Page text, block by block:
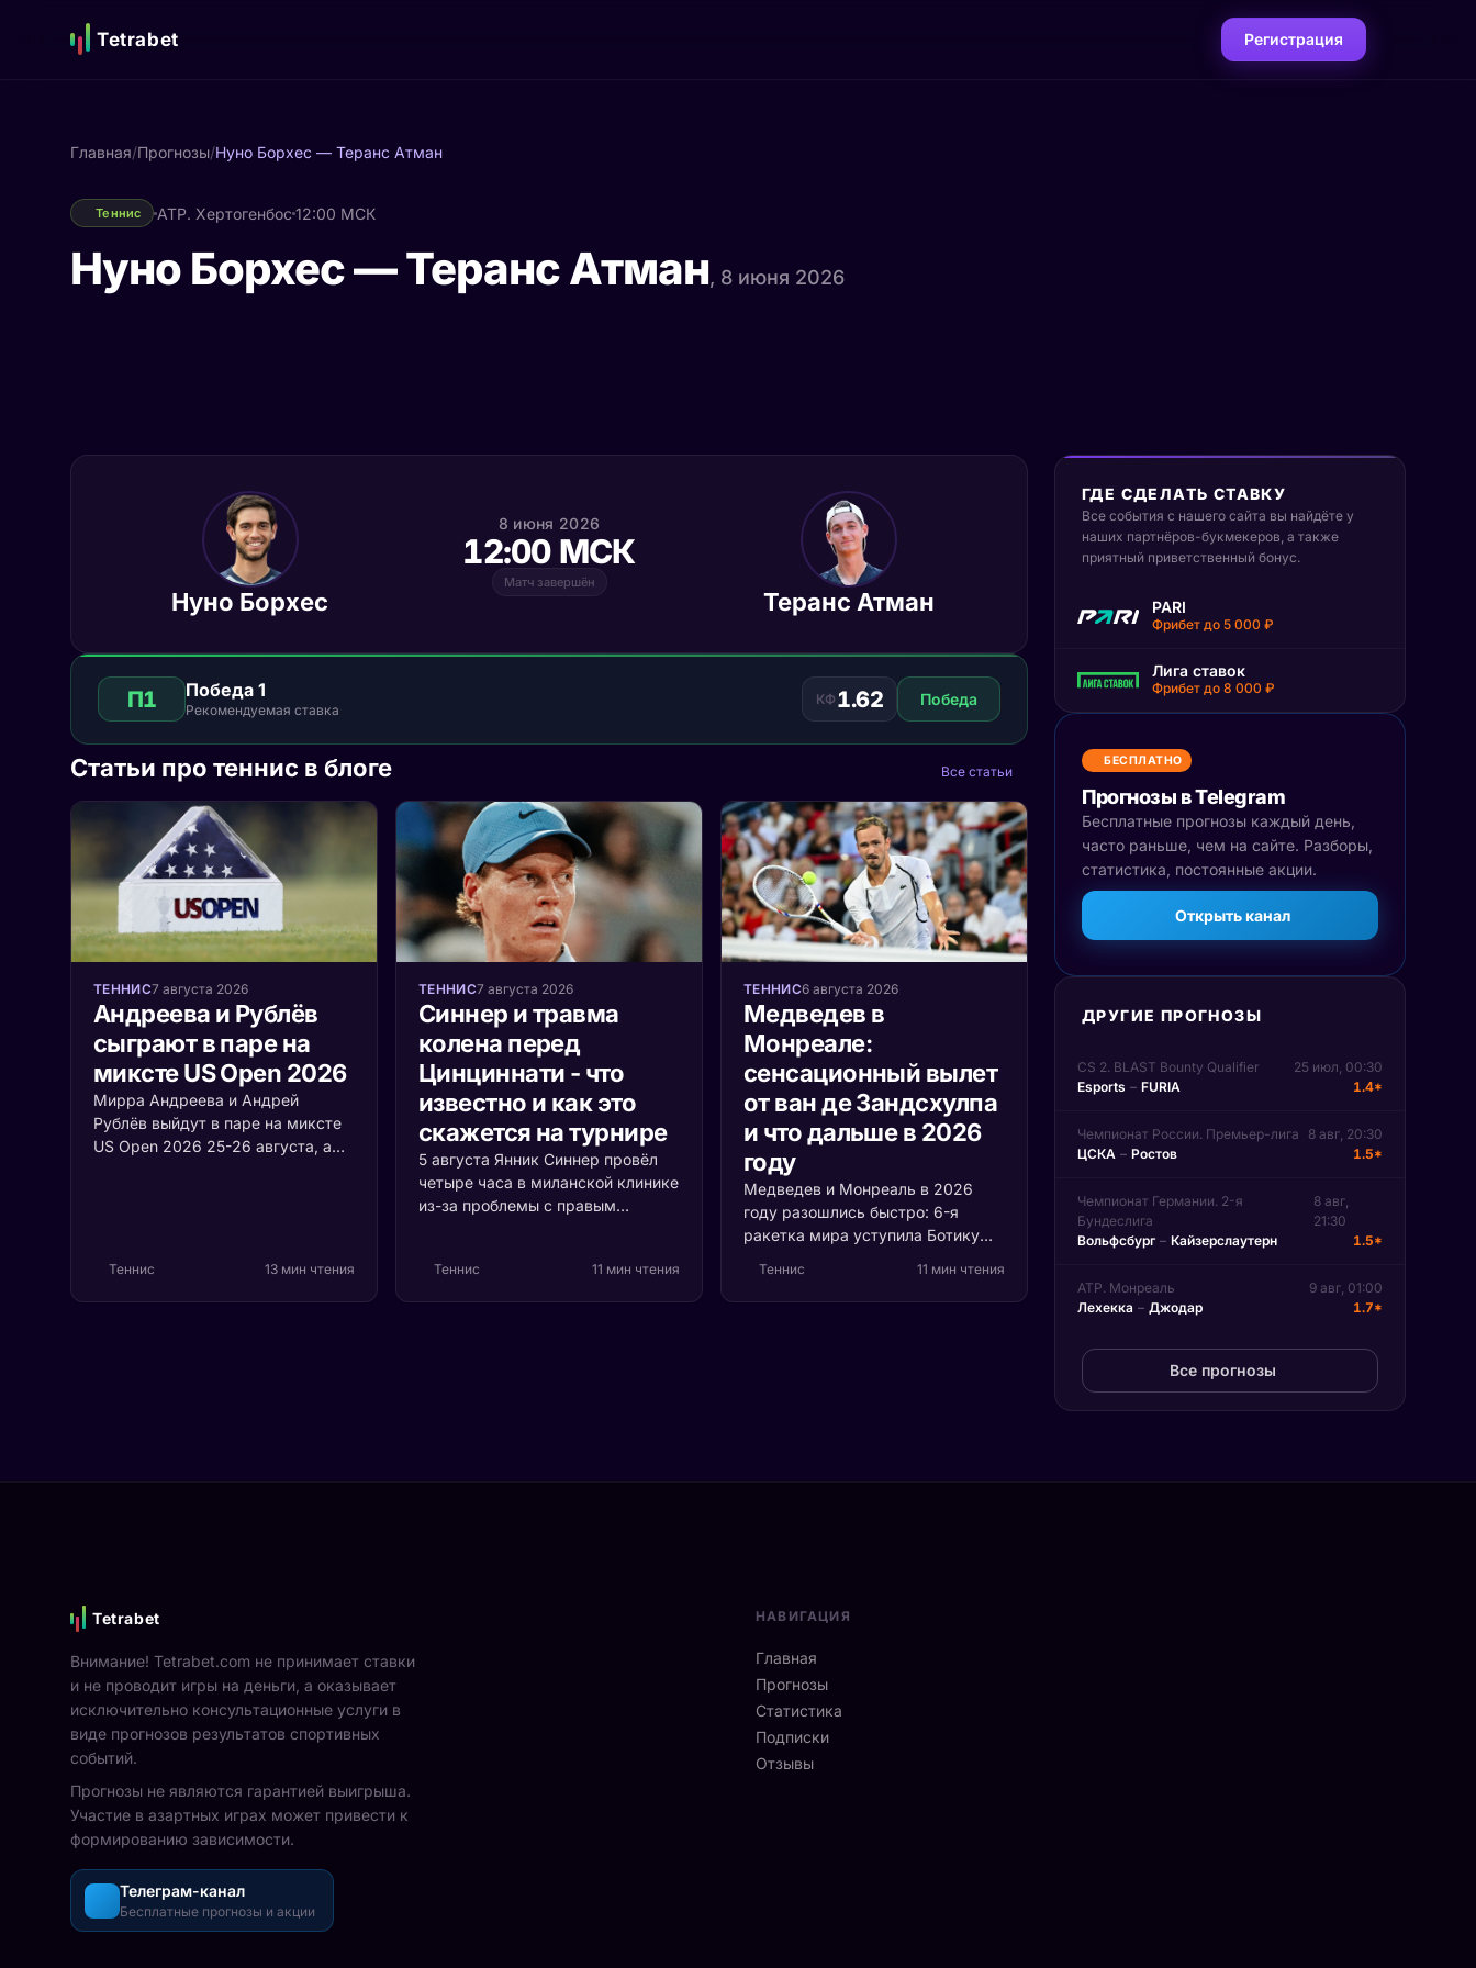
Tetrabet Регистрация
Главная/Прогнозы/Нуно Борхес — Теранс Атман
Теннис ATP. Хертогенбос 12:00 МСК
Нуно Борхес — Теранс Атман, 8 июня 2026
Нуно Борхес
8 июня 2026
12:00 МСК
Матч завершён
Теранс Атман
П1 Победа 1
Рекомендуемая ставка
КФ 1.62 Победа
Статьи про теннис в блоге Все статьи
ТЕННИС7 августа 2026
Андреева и Рублёв
сыграют в паре на
миксте US Open 2026
Мирра Андреева и Андрей
Рублёв выйдут в паре на миксте
US Open 2026 25-26 августа, а
Теннис 13 мин чтения
ТЕННИС7 августа 2026
Синнер и травма
колена перед
Цинциннати - что
известно и как это
скажется на турнире
5 августа Янник Синнер провёл
четыре часа в миланской клинике
из-за проблемы с правым
серьёзно и кто выигрывает, если
Теннис 11 мин чтения
ТЕННИС6 августа 2026
Медведев в
Монреале:
сенсационный вылет
от ван де Зандсхулпа
и что дальше в 2026
году
Медведев и Монреаль в 2026
году разошлись быстро: 6-я
ракетка мира уступила Ботику
минуту. Разбираем, что
Теннис 11 мин чтения
ГДЕ СДЕЛАТЬ СТАВКУ
Все события с нашего сайта вы найдёте у
наших партнёров-букмекеров, а также
приятный приветственный бонус.
PARI
Фрибет до 5 000 ₽
Лига ставок
Фрибет до 8 000 ₽
БЕСПЛАТНО
Прогнозы в Telegram
Бесплатные прогнозы каждый день,
часто раньше, чем на сайте. Разборы,
статистика, постоянные акции.
Открыть канал
ДРУГИЕ ПРОГНОЗЫ
CS 2. BLAST Bounty Qualifier
25 июл, 00:30
Esports – FURIA 1.4*
Чемпионат России. Премьер-лига
8 авг, 20:30
ЦСКА – Ростов 1.5*
Чемпионат Германии. 2-я
Бундеслига
8 авг,
21:30
Вольфсбург – Кайзерслаутерн 1.5*
ATP. Монреаль
9 авг, 01:00
Лехекка – Джодар 1.7*
Все прогнозы
Tetrabet
Внимание! Tetrabet.com не принимает ставки
и не проводит игры на деньги, а оказывает
исключительно консультационные услуги в
виде прогнозов результатов спортивных
событий.
Прогнозы не являются гарантией выигрыша.
Участие в азартных играх может привести к
формированию зависимости.
Телеграм-канал
Бесплатные прогнозы и акции
НАВИГАЦИЯ
Главная
Прогнозы
Статистика
Подписки
Отзывы